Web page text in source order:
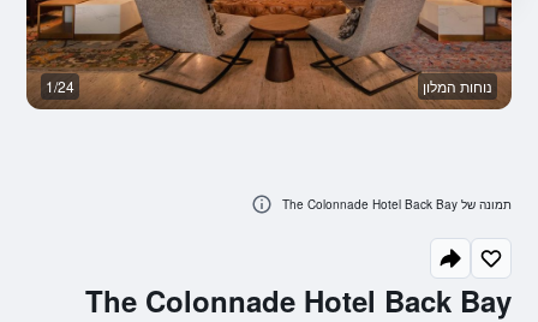
The Colonnade Hotel Back Bay
נוחות המלון 1/24
תמונה של The Colonnade Hotel Back Bay